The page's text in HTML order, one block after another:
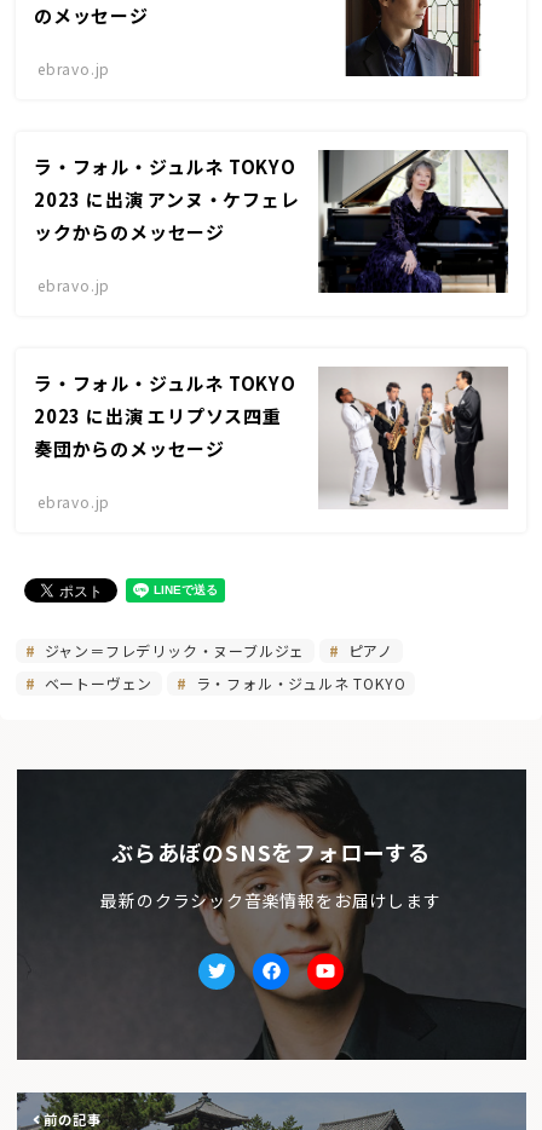
のメッセージ
ebravo.jp
ラ・フォル・ジュルネ TOKYO
2023 に出演 アンヌ・ケフェレ
ックからのメッセージ
ebravo.jp
ラ・フォル・ジュルネ TOKYO
2023 に出演 エリプソス四重
奏団からのメッセージ
ebravo.jp
ジャン＝フレデリック・ヌーブルジェ
ピアノ
ベートーヴェン
ラ・フォル・ジュルネ TOKYO
ぶらあぼのSNSをフォローする
最新のクラシック音楽情報をお届けします
TwitterfacebookYoutube
前の記事